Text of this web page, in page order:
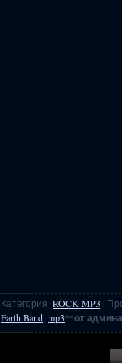
Категория: ROCK MP3 |
Earth Band mp3**от